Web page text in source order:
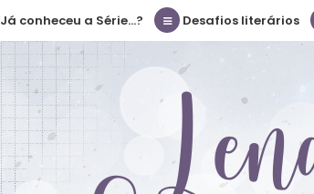
Já conheceu a Série...? Desafios literários